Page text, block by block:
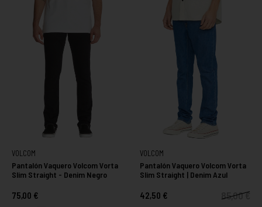
VOLCOM
Pantalón Vaquero Volcom Vorta
Slim Straight - Denim Negro
75,00 €
VOLCOM
Pantalón Vaquero Volcom Vorta
Slim Straight | Denim Azul
42,50 € 85,00 €